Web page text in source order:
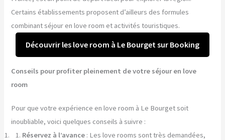
Certains établissements proposent d’ailleurs des formules
combinant séjour en love room et activités touristiques.
Découvrir les love room à Le Bourget sur Booking
Conseils pour profiter pleinement de votre séjour en love
room
Pour que votre expérience en love room à Le Bourget soit
inoubliable, voici quelques conseils à suivre :
Réservez à l’avance : Les love rooms sont très demandées,